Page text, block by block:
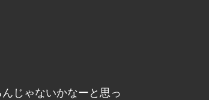
じゃないかなーと思っ